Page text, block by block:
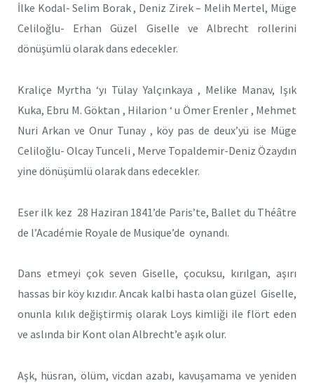
İlke Kodal- Selim Borak , Deniz Zirek – Melih Mertel, Müge
Celiloğlu- Erhan Güzel Giselle ve Albrecht rollerini
dönüşümlü olarak dans edecekler.
Kraliçe Myrtha ‘yı Tülay Yalçınkaya , Melike Manav, Işık
Kuka, Ebru M. Göktan , Hilarion ‘ u Ömer Erenler , Mehmet
Nuri Arkan ve Onur Tunay , köy pas de deux’yü ise Müge
Celiloğlu- Olcay Tunceli , Merve Topaldemir-Deniz Özaydın
yine dönüşümlü olarak dans edecekler.
Eser ilk kez 28 Haziran 1841’de Paris’te, Ballet du Théâtre
de l’Académie Royale de Musique’de oynandı.
Dans etmeyi çok seven Giselle, çocuksu, kırılgan, aşırı
hassas bir köy kızıdır. Ancak kalbi hasta olan güzel Giselle,
onunla kılık değiştirmiş olarak Loys kimliği ile flört eden
ve aslında bir Kont olan Albrecht’e aşık olur.
Aşk, hüsran, ölüm, vicdan azabı, kavuşamama ve yeniden